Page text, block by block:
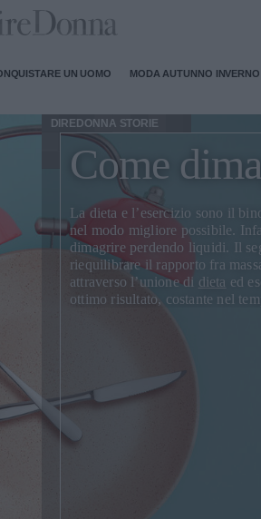
UN UOMO MODA AUTUNNO INVERNO
DIREDONNA STORIE
Come
La dieta e l’esercizio sono il
nel modo migliore possibile.
dimagrire perdendo liquidi. Il
riequilibrare il rapporto fra
attraverso l’unione di dieta ed
ottimo risultato, costante nel